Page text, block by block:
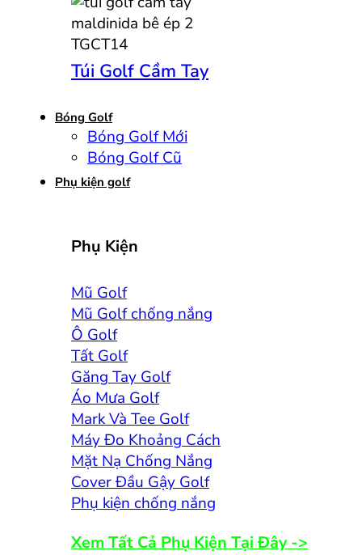
Túi Golf Cầm Tay
Bóng Golf
Bóng Golf Mới
Bóng Golf Cũ
Phụ kiện golf
Phụ Kiện
Mũ Golf
Mũ Golf chống nắng
Ô Golf
Tất Golf
Găng Tay Golf
Áo Mưa Golf
Mark Và Tee Golf
Máy Đo Khoảng Cách
Mặt Nạ Chống Nắng
Cover Đầu Gậy Golf
Phụ kiện chống nắng
Xem Tất Cả Phụ Kiện Tại Đây ->